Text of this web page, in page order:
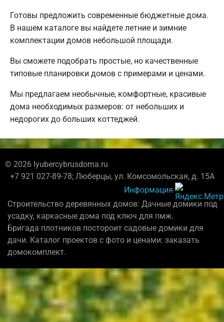
Готовы предложить современные бюджетные дома.
В нашем каталоге вы найдете летние и зимние
комплектации домов небольшой площади.
Вы сможете подобрать простые, но качественные
типовые планировки домов с примерами и ценами.
Мы предлагаем необычные, комфортные, красивые
дома необходимых размеров: от небольших и
недорогих до больших коттеджей.
© 2026 lyubercybrusdoma.ru
+7 921 027-89-78; Люберцы, ул. Комсомольская, д. 15А
Информация
Строительство деревянных домов: Дачные домики под
усадку, каркасные дома под ключ для пмж.
Бригада плотников постороит садовые домики для
дачи. Каталог проектов с фото и ценами: заказать
домокомплект.